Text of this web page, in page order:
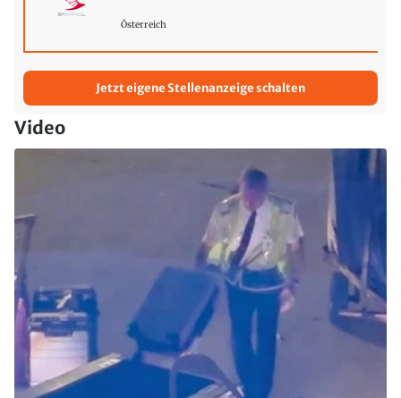
Österreich
Jetzt eigene Stellenanzeige schalten
Video